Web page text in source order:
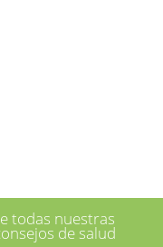
todas nuestras
de salud